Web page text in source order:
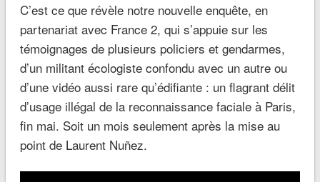
C’est ce que révèle notre nouvelle enquête, en
partenariat avec France 2, qui s’appuie sur les
témoignages de plusieurs policiers et gendarmes,
d’un militant écologiste confondu avec un autre ou
d’une vidéo aussi rare qu’édifiante : un flagrant délit
d’usage illégal de la reconnaissance faciale à Paris,
fin mai. Soit un mois seulement après la mise au
point de Laurent Nuñez.